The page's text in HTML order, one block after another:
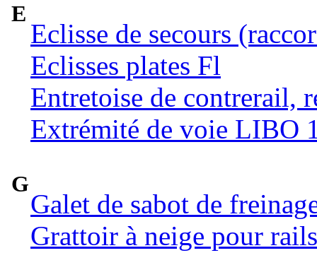
E
Eclisse de secours
Eclisses plates Fl
Entretoise de contrerail,
Extrémité de voie LIBO
G
Galet de sabot de
Grattoir à neige pour rails